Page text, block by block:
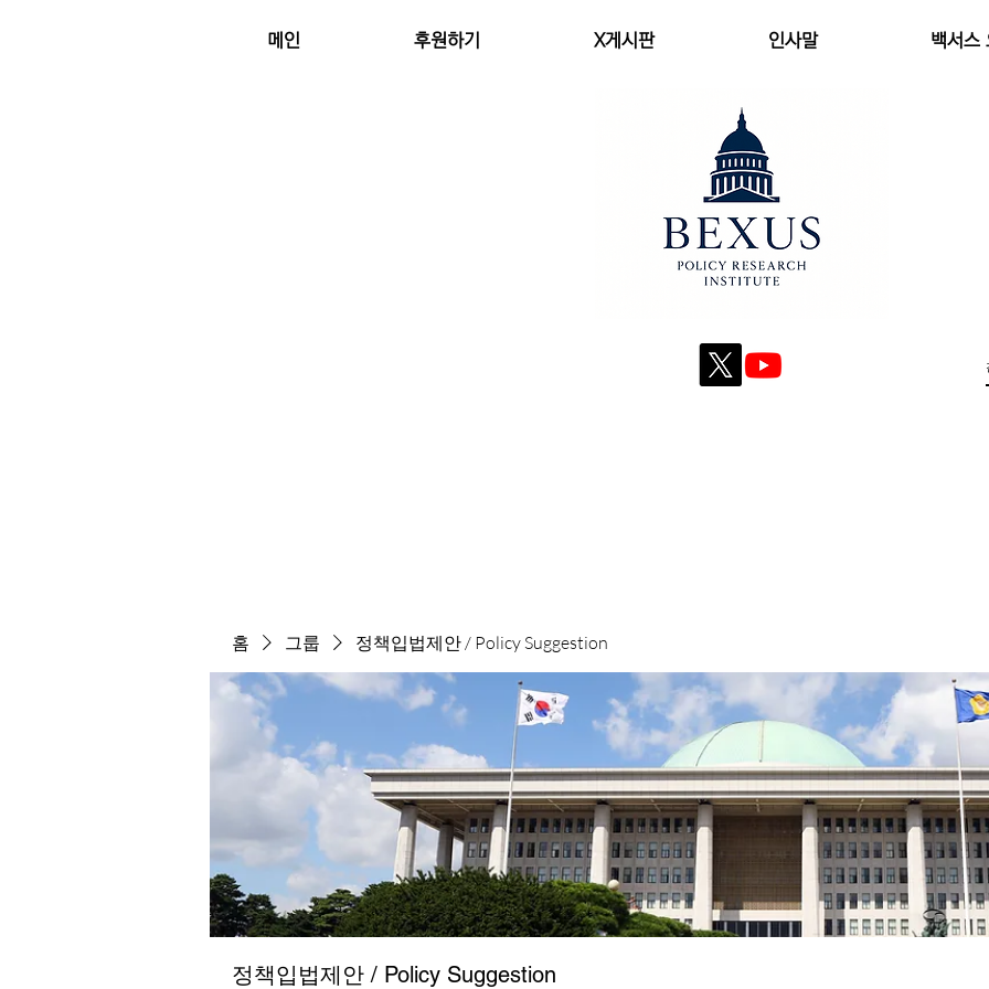
메인 후원하기 X게시판 인사말 백서스
홈 그룹 정책입법제안 / Policy Suggestion
정책입법제안 / Policy Suggestion